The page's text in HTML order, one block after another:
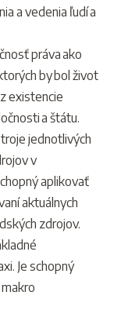
a vedenia ľudí a
práva ako
by bol život
existencie
a štátu.
jednotlivých
v
aplikovať
aktuálnych
zdrojov.
Je schopný